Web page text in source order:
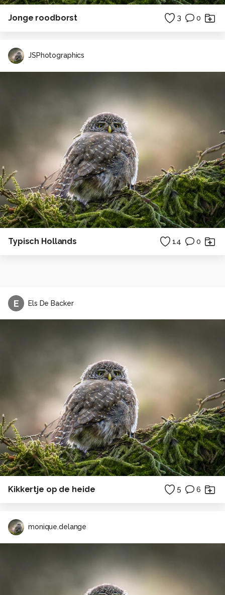
Jonge roodborst 3 0
JSPhotographics
Typisch Hollands 14 0
E Els De Backer
Kikkertje op de heide 5 6
monique.delange